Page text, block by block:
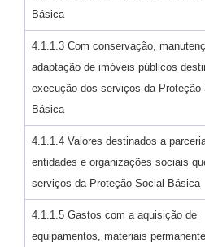
Básica
4.1.1.3 Com conservação,
adaptação de imóveis públicos
execução dos serviços da Proteção
Básica
4.1.1.4 Valores destinados a
entidades e organizações sociais
serviços da Proteção Social Básica
4.1.1.5 Gastos com a aquisição de
equipamentos, materiais